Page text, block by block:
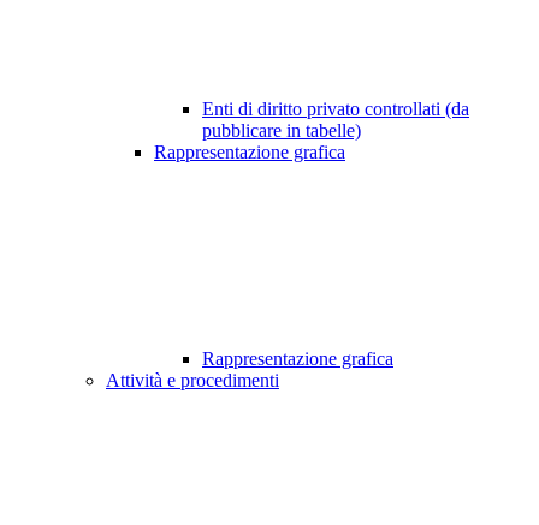
Enti di diritto privato controllati (da
pubblicare in tabelle)
Rappresentazione grafica
Rappresentazione grafica
Attività e procedimenti